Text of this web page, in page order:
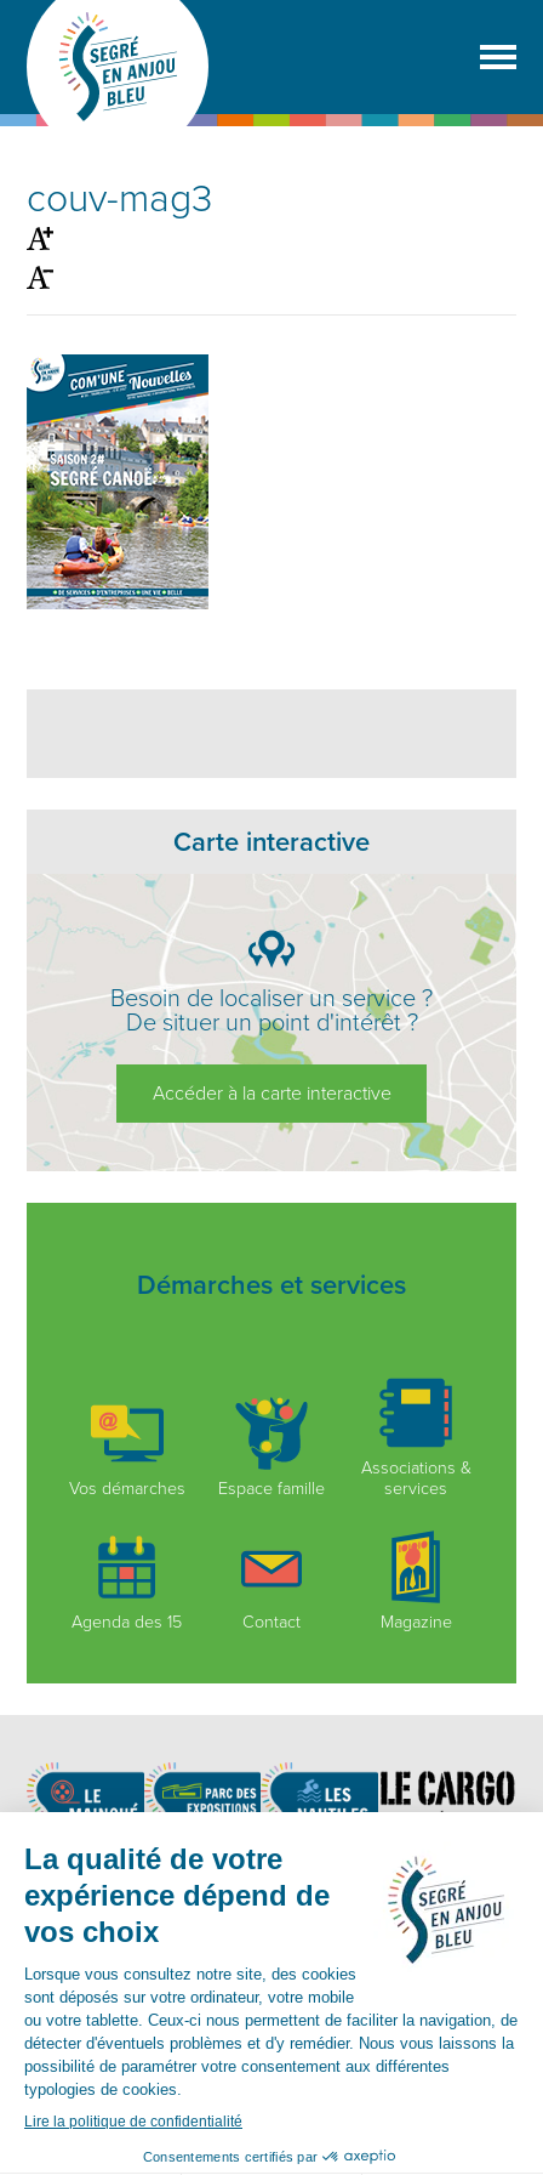
couv-mag3
Carte interactive
Besoin de localiser un service ?
De situer un point d'intérêt ?
Accéder à la carte interactive
Démarches et services
Vos démarches Espace famille
Associations &
services
Agenda des 15 Contact Magazine
Contact :
02 41 92 17 83
-
contact@segreenanjoubleu.fr
English Allemandespagnol